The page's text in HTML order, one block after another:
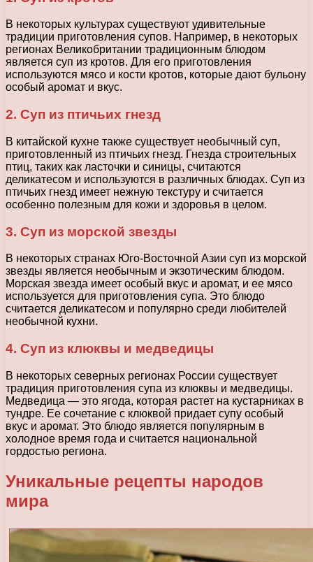
В некоторых культурах существуют удивительные
традиции приготовления супов. Например, в некоторых
регионах Великобритании традиционным блюдом
является суп из кротов. Для его приготовления
используются мясо и кости кротов, которые дают бульону
особый аромат и вкус.
2. Суп из птичьих гнезд
В китайской кухне также существует необычный суп,
приготовленный из птичьих гнезд. Гнезда строительных
птиц, таких как ласточки и синицы, считаются
деликатесом и используются в различных блюдах. Суп из
птичьих гнезд имеет нежную текстуру и считается
особенно полезным для кожи и здоровья в целом.
3. Суп из морской звезды
В некоторых странах Юго-Восточной Азии суп из морской
звезды является необычным и экзотическим блюдом.
Морская звезда имеет особый вкус и аромат, и ее мясо
используется для приготовления супа. Это блюдо
считается деликатесом и популярно среди любителей
необычной кухни.
4. Суп из клюквы и медведицы
В некоторых северных регионах России существует
традиция приготовления супа из клюквы и медведицы.
Медведица — это ягода, которая растет на кустарниках в
тундре. Ее сочетание с клюквой придает супу особый
вкус и аромат. Это блюдо является популярным в
холодное время года и считается национальной
гордостью региона.
Уникальные рецепты народов
мира